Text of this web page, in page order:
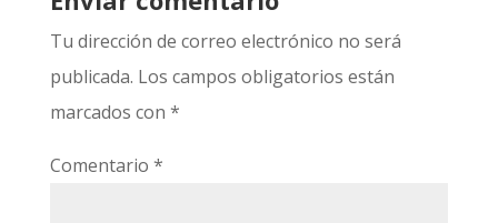
Tu dirección de correo electrónico no será
publicada. Los campos obligatorios están
marcados con *
Comentario *